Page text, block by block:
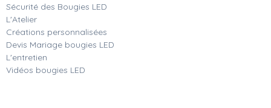
Sécurité des Bougies LED
L'Atelier
Créations personnalisées
Devis Mariage bougies LED
L'entretien
Vidéos bougies LED